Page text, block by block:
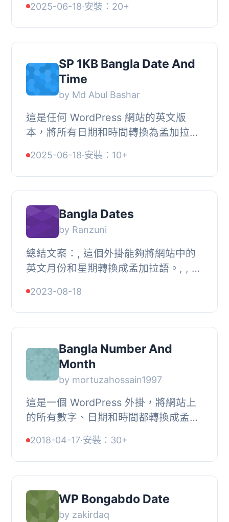
間, , , 評論數量, , , 評論日期, , , 標籤...
2025-06-18·安裝：20+
SP 1KB Bangla Date And
Time
by Md Abul Bashar
這是任何 WordPress 網站的英文版
本，將所有日期和時間轉換為孟加拉
期, 評論數量, 獲取評論日期, 獲取評論
時間, 添加...
2025-06-18·安裝：10+
Bangla Dates
by Ranzuni
總結文案：, 這個外掛能夠將網站中的
英文月份和星期轉換成孟加拉語。, , 問
掛的功能是什麼？, 答案：這個外掛能
夠在網站...
2023-08-18
Bangla Number And
Month
by mortuzahossain1997
這是一個 WordPress 外掛，將網站上
的所有數字、日期和時間都轉換成孟加
任何資産到你的前端，因此不會使你的
網站變得更慢...
2018-04-17·安裝：30+
WP Bongabdo Date
by zakirdaq